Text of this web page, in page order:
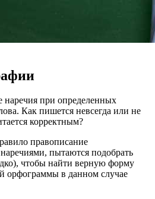
наречия при определенных
Как пишется невсегда или не
корректным?
правописание
пытаются подобрать
чтобы найти верную форму
орфограммы в данном случае